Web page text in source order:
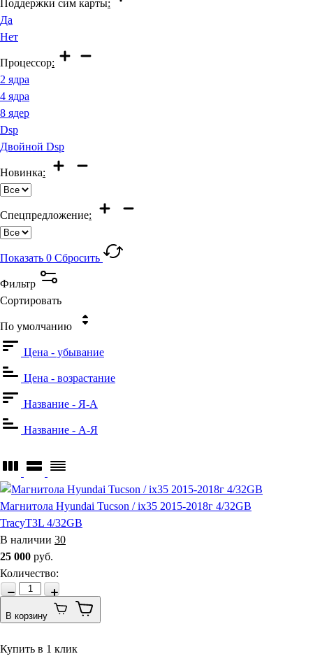
Поддержки сим карты:
Да
Нет
Процессор:
2 ядра
4 ядра
8 ядер
Dsp
Двойной Dsp
Новинка:
Спецпредложение:
Показать 0 Сбросить
Фильтр
Сортировать
По умолчанию
Цена - убывание
Цена - возрастание
Название - Я-А
Название - А-Я
Магнитола Hyundai Tucson / ix35 2015-2018г 4/32GB
TracyT3L 4/32GB
В наличии 30
25 000 руб.
Количество:
В корзину
Купить в 1 клик